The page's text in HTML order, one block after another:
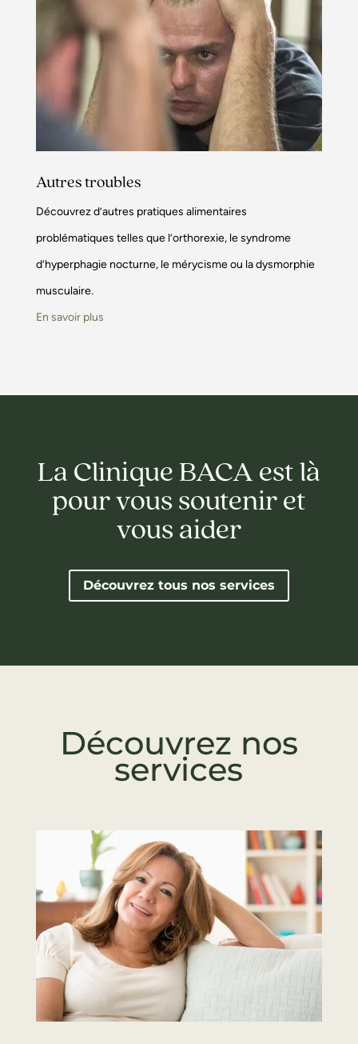
Autres troubles
Découvrez d’autres pratiques alimentaires
problématiques telles que l’orthorexie, le syndrome
d’hyperphagie nocturne, le mérycisme ou la dysmorphie
musculaire.
En savoir plus
La Clinique BACA est là
pour vous soutenir et
vous aider
Découvrez tous nos services
Découvrez nos
services